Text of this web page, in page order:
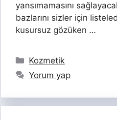
yansımamasını
bazlarını sizler için
kusursuz gözüken …
Kategoriler
Kozmetik
Yorum yap